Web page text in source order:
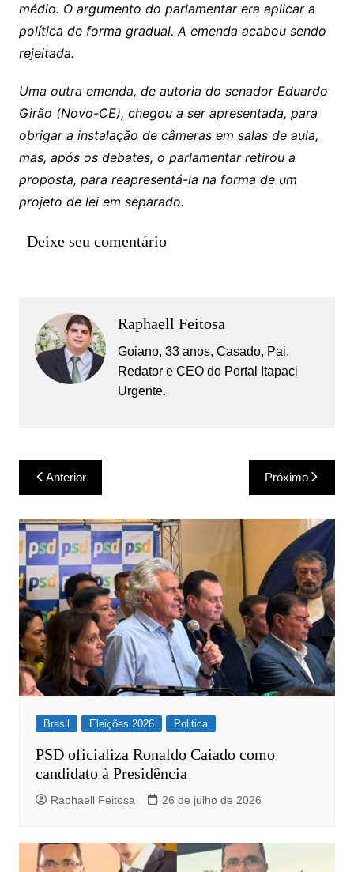
médio. O argumento do parlamentar era aplicar a
política de forma gradual. A emenda acabou sendo
rejeitada.
Uma outra emenda, de autoria do senador Eduardo
Girão (Novo-CE), chegou a ser apresentada, para
obrigar a instalação de câmeras em salas de aula,
mas, após os debates, o parlamentar retirou a
proposta, para reapresentá-la na forma de um
projeto de lei em separado.
Deixe seu comentário
Raphaell Feitosa
Goiano, 33 anos, Casado, Pai,
Redator e CEO do Portal Itapaci
Urgente.
Navegação
de
Post
Anterior Próximo
Brasil Eleições 2026 Politica
PSD oficializa Ronaldo Caiado como
candidato à Presidência
Raphaell Feitosa 26 de julho de 2026